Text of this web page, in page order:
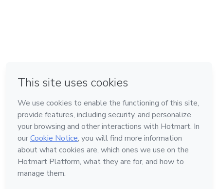
Feito com ❤ em Bogotá
Conheça a Hotmart
Idioma
Português